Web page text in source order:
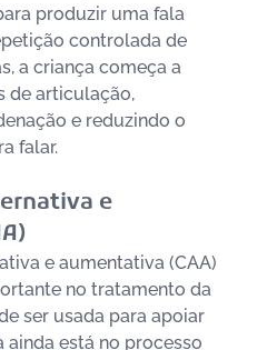
produzir uma fala
controlada de
a criança começa a
de articulação,
e reduzindo o
falar.
e
e aumentativa (CAA)
no tratamento da
ser usada para apoiar
ainda está no processo